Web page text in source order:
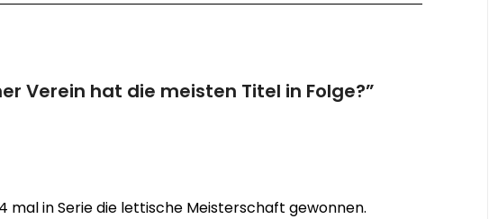
Verein hat die meisten Titel in Folge?”
mal in Serie die lettische Meisterschaft gewonnen.